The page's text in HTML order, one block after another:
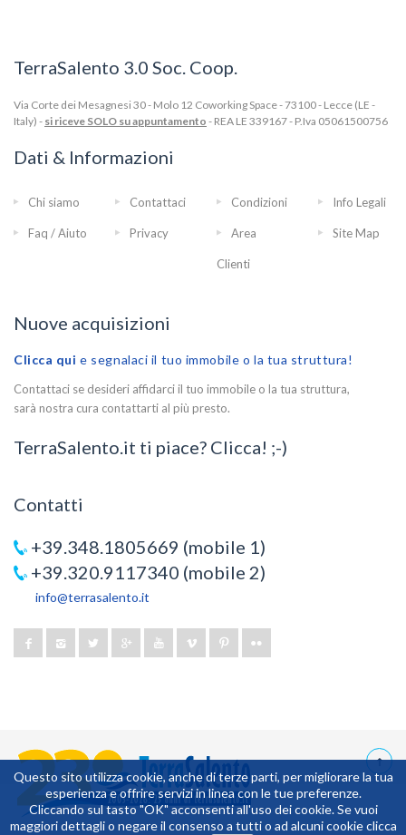
TerraSalento 3.0 Soc. Coop.
Via Corte dei Mesagnesi 30 - Molo 12 Coworking Space - 73100 - Lecce (LE -
Italy) - si riceve SOLO su appuntamento - REA LE 339167 - P.Iva 05061500756
Dati & Informazioni
Chi siamo Contattaci Condizioni Info Legali
Faq / Aiuto Privacy Area
Clienti
Site Map
Nuove acquisizioni
Clicca qui e segnalaci il tuo immobile o la tua struttura!
Contattaci se desideri affidarci il tuo immobile o la tua struttura,
sarà nostra cura contattarti al più presto.
TerraSalento.it ti piace? Clicca! ;-)
Contatti
+39.348.1805669 (mobile 1)
+39.320.9117340 (mobile 2)
info@terrasalento.it
Questo sito utilizza cookie, anche di terze parti, per migliorare la tua
esperienza e offrire servizi in linea con le tue preferenze.
Cliccando sul tasto "OK" acconsenti all'uso dei cookie. Se vuoi
maggiori dettagli o negare il consenso a tutti o ad alcuni cookie clicca
0,0625